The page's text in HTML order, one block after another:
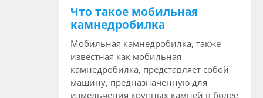
Что такое мобильная
камнедробилка
Мобильная камнедробилка, также
известная как мобильная
камнедробилка, представляет собой
машину, предназначенную для
измельчения крупных камней в более